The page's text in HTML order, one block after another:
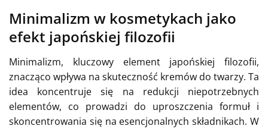
Minimalizm w kosmetykach jako
efekt japońskiej filozofii
Minimalizm, kluczowy element japońskiej filozofii,
znacząco wpływa na skuteczność kremów do twarzy. Ta
idea koncentruje się na redukcji niepotrzebnych
elementów, co prowadzi do uproszczenia formuł i
skoncentrowania się na esencjonalnych składnikach. W